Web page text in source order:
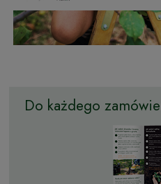
Do każdego